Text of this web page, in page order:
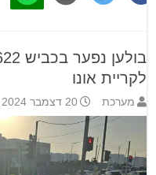
לקריית אונו
מערכת 20 דצמבר 2024 15:39